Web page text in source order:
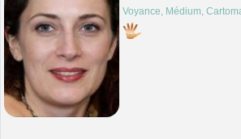
Voyance, Médium,